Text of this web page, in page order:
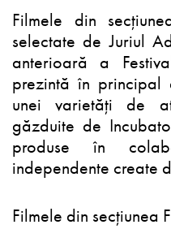
Filmele din
selectate de Juriul
anterioară a
prezintă în principal
unei varietăți de
găzduite de
produse în
independente create
Filmele din secțiunea